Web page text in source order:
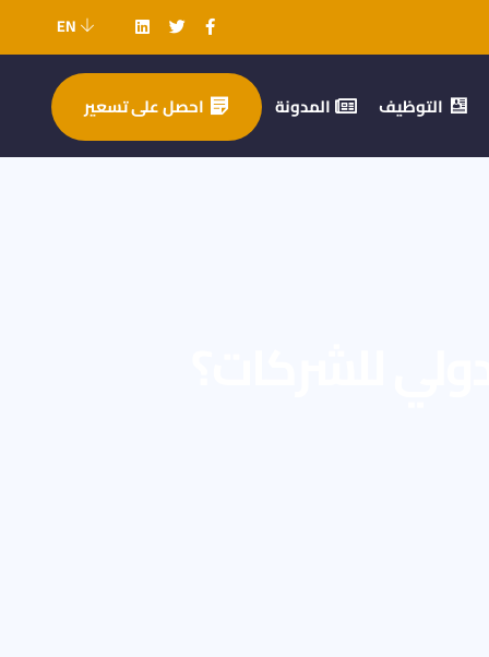
EN
التوظيف المدونة احصل على تسعير